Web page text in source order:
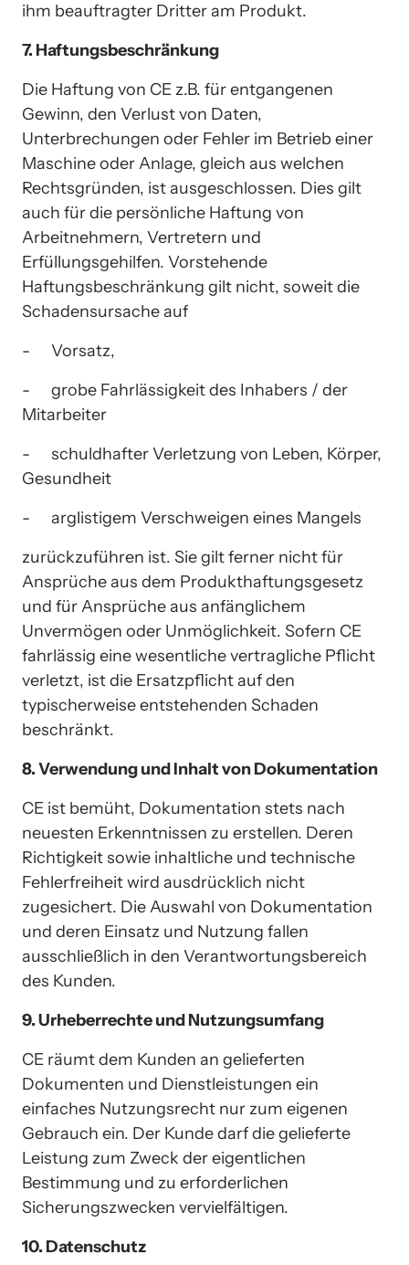
ihm beauftragter Dritter am Produkt.
7. Haftungsbeschränkung
Die Haftung von CE z.B. für entgangenen
Gewinn, den Verlust von Daten,
Unterbrechungen oder Fehler im Betrieb einer
Maschine oder Anlage, gleich aus welchen
Rechtsgründen, ist ausgeschlossen. Dies gilt
auch für die persönliche Haftung von
Arbeitnehmern, Vertretern und
Erfüllungsgehilfen. Vorstehende
Haftungsbeschränkung gilt nicht, soweit die
Schadensursache auf
-	Vorsatz,
-	grobe Fahrlässigkeit des Inhabers / der
Mitarbeiter
-	schuldhafter Verletzung von Leben, Körper,
Gesundheit
-	arglistigem Verschweigen eines Mangels
zurückzuführen ist. Sie gilt ferner nicht für
Ansprüche aus dem Produkthaftungsgesetz
und für Ansprüche aus anfänglichem
Unvermögen oder Unmöglichkeit. Sofern CE
fahrlässig eine wesentliche vertragliche Pflicht
verletzt, ist die Ersatzpflicht auf den
typischerweise entstehenden Schaden
beschränkt.
8. Verwendung und Inhalt von Dokumentation
CE ist bemüht, Dokumentation stets nach
neuesten Erkenntnissen zu erstellen. Deren
Richtigkeit sowie inhaltliche und technische
Fehlerfreiheit wird ausdrücklich nicht
zugesichert. Die Auswahl von Dokumentation
und deren Einsatz und Nutzung fallen
ausschließlich in den Verantwortungsbereich
des Kunden.
9. Urheberrechte und Nutzungsumfang
CE räumt dem Kunden an gelieferten
Dokumenten und Dienstleistungen ein
einfaches Nutzungsrecht nur zum eigenen
Gebrauch ein. Der Kunde darf die gelieferte
Leistung zum Zweck der eigentlichen
Bestimmung und zu erforderlichen
Sicherungszwecken vervielfältigen.
10. Datenschutz